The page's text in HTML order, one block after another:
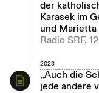
der
Karasek im
und
Radio SRF,
2023
„Auch die
jede andere